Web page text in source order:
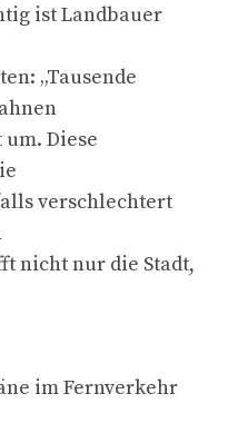
ist Landbauer
„Tausende
Diese
verschlechtert
nicht nur die Stadt,
im Fernverkehr